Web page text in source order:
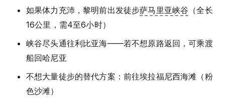
如果体力充沛，黎明前出发徒步萨马里亚峡谷 （全长
16公里，需4至6小时）
峡谷尽头通往利比亚海——若不想原路返回，可乘渡
船回哈尼亚
不想大量徒步的替代方案：前往埃拉福尼西海滩（粉
色沙滩）